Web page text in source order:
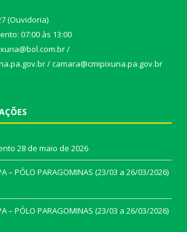
(Ouvidoria)
07:00 às 13:00
/
/ camara@cmipixuna.pa.gov.br
28 de maio de 2026
– PÓLO PARAGOMINAS (23/03 a 26/03/2026)
– PÓLO PARAGOMINAS (23/03 a 26/03/2026)